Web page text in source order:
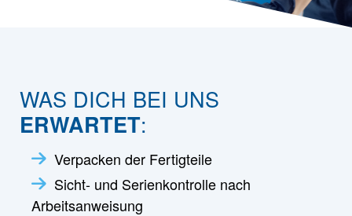
WAS DICH BEI UNS
ERWARTET:
Verpacken der Fertigteile
Sicht- und Serienkontrolle nach
Arbeitsanweisung